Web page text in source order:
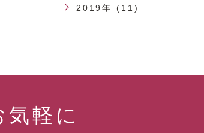
2019年 (11)
軽に